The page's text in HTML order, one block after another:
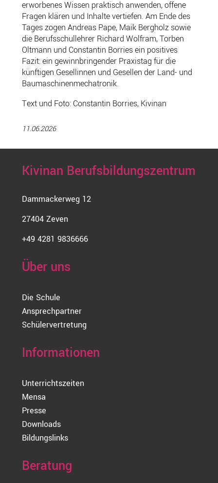
erworbenes Wissen praktisch anwenden, offene
Fragen klären und Inhalte vertiefen. Am Ende des
Tages zogen Andreas Pape, Maik Bergholz sowie
die Berufsschullehrer Richard Wolfram, Torben
Oltmann und Constantin Borries ein positives
Fazit: ein gewinnbringender Praxistag für die
künftigen Gesellinnen und Gesellen der Land- und
Baumaschinenmechatronik.
Text und Foto: Constantin Borries, Kivinan
11.06.2026
Kivinan Berufsbildungszentrum
Dammackerweg 12
27404 Zeven
+49 4281 9836666
Über uns
Die Schule
Ansprechpartner
Schülervertretung
Informationen
Unterrichtszeiten
Mensa
Presse
Downloads
Bildungslinks
Beratung